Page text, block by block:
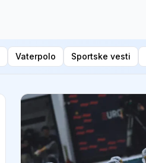
Vaterpolo Sportske vesti